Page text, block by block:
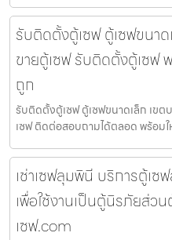
รับติดตั้งตู้เซฟ ตู้เซฟขนา
ขายตู้เซฟ รับติดตั้งตู้เซฟ
ถูก
รับติดตั้งตู้เซฟ ตู้เซฟขนาดเล็ก เข
เซฟ ติดต่อสอบถามได้ตลอด พร้อมใ
เช่าเซฟลุมพินี บริการตู้เซ
เพื่อใช้งานเป็นตู้นิรภัยส่ว
เซฟ.com